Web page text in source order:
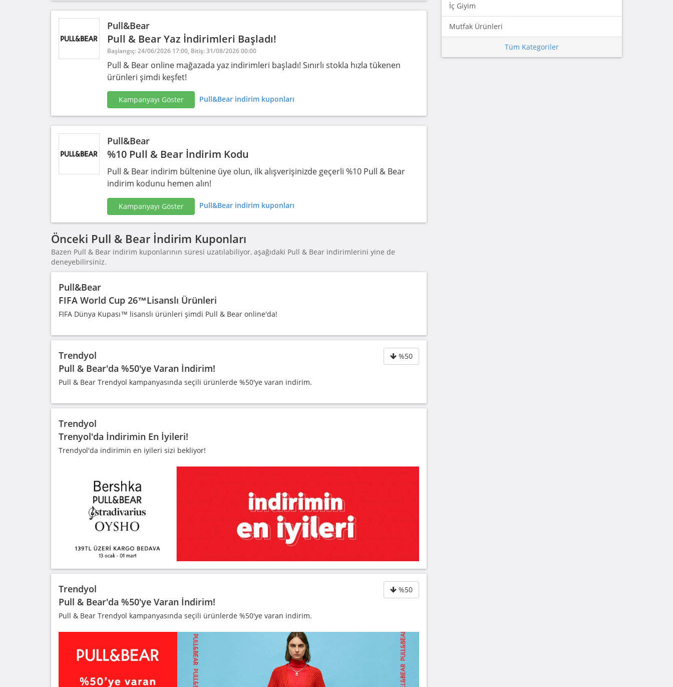
Pull&Bear
Pull & Bear Yaz İndirimleri Başladı!
Başlangıç: 24/06/2026 17:00, Bitiş: 31/08/2026 00:00
Pull & Bear online mağazada yaz indirimleri başladı! Sınırlı stokla hızla tükenen
ürünleri şimdi keşfet!
Kampanyayı Göster Pull&Bear indirim kuponları
Pull&Bear
%10 Pull & Bear İndirim Kodu
Pull & Bear indirim bültenine üye olun, ilk alışverişinizde geçerli %10 Pull & Bear
indirim kodunu hemen alın!
Kampanyayı Göster Pull&Bear indirim kuponları
Önceki Pull & Bear İndirim Kuponları
Bazen Pull & Bear indirim kuponlarının süresi uzatılabiliyor, aşağıdaki Pull & Bear indirimlerini yine de
deneyebilirsiniz.
Pull&Bear
FIFA World Cup 26™️Lisanslı Ürünleri
FIFA Dünya Kupası™️ lisanslı ürünleri şimdi Pull & Bear online'da!
%50
Trendyol
Pull & Bear'da %50'ye Varan İndirim!
Pull & Bear Trendyol kampanyasında seçili ürünlerde %50'ye varan indirim.
Trendyol
Trenyol'da İndirimin En İyileri!
Trendyol'da indirimin en iyileri sizi bekliyor!
%50
Trendyol
Pull & Bear'da %50'ye Varan İndirim!
Pull & Bear Trendyol kampanyasında seçili ürünlerde %50'ye varan indirim.
İç Giyim
Mutfak Ürünleri
Tüm Kategoriler